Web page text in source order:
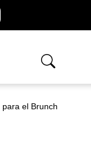
para el Brunch